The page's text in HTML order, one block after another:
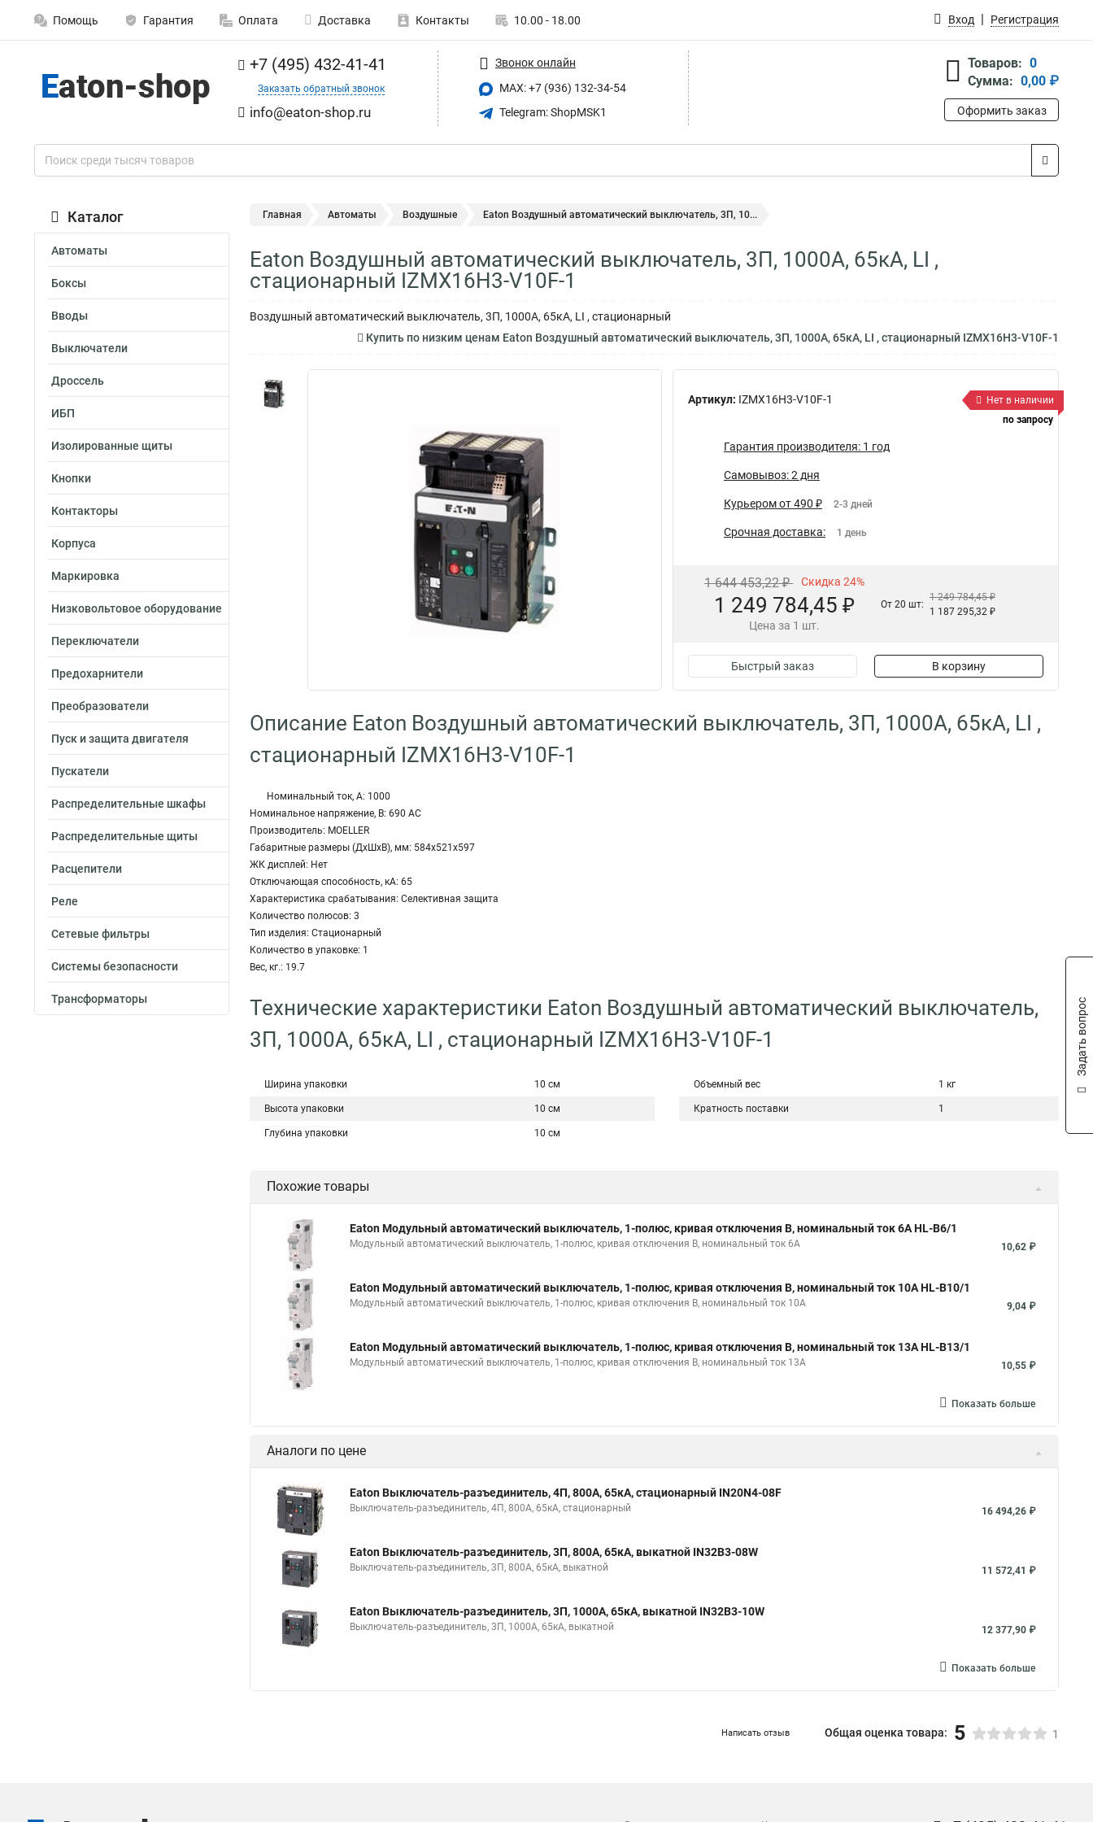
Помощь Гарантия Оплата Доставка Контакты 10.00 - 18.00 Вход Регистрация
+7 (495) 432-41-41
Заказать обратный звонок
info@eaton-shop.ru
Звонок онлайн
MAX: +7 (936) 132-34-54
Telegram: ShopMSK1
Товаров: 0
Сумма: 0,00 ₽
Оформить заказ
Каталог
Автоматы
Боксы
Вводы
Выключатели
Дроссель
ИБП
Изолированные щиты
Кнопки
Контакторы
Корпуса
Маркировка
Низковольтовое оборудование
Переключатели
Предохарнители
Преобразователи
Пуск и защита двигателя
Пускатели
Распределительные шкафы
Распределительные щиты
Расцепители
Реле
Сетевые фильтры
Системы безопасности
Трансформаторы
Главная Автоматы Воздушные Eaton Воздушный автоматический выключатель, 3П, 10...
Eaton Воздушный автоматический выключатель, 3П, 1000А, 65кА, LI ,
стационарный IZMX16H3-V10F-1
Воздушный автоматический выключатель, 3П, 1000А, 65кА, LI , стационарный
Купить по низким ценам Eaton Воздушный автоматический выключатель, 3П, 1000А, 65кА, LI , стационарный IZMX16H3-V10F-1
Артикул: IZMX16H3-V10F-1
Нет в наличии
по запросу
Гарантия производителя: 1 год
Самовывоз: 2 дня
Курьером от 490 ₽ 2-3 дней
Срочная доставка: 1 день
1 644 453,22 ₽ Скидка 24%
1 249 784,45 ₽
Цена за 1 шт.
От 20 шт:
1 249 784,45 ₽
1 187 295,32 ₽
Быстрый заказ В корзину
Описание Eaton Воздушный автоматический выключатель, 3П, 1000А, 65кА, LI ,
стационарный IZMX16H3-V10F-1
Номинальный ток, А: 1000
Номинальное напряжение, В: 690 AC
Производитель: MOELLER
Габаритные размеры (ДхШхВ), мм: 584x521x597
ЖК дисплей: Нет
Отключающая способность, кА: 65
Характеристика срабатывания: Селективная защита
Количество полюсов: 3
Тип изделия: Стационарный
Количество в упаковке: 1
Вес, кг.: 19.7
Технические характеристики Eaton Воздушный автоматический выключатель,
3П, 1000А, 65кА, LI , стационарный IZMX16H3-V10F-1
Ширина упаковки 10 см
Высота упаковки 10 см
Глубина упаковки 10 см
Объемный вес 1 кг
Кратность поставки 1
Похожие товары
Eaton Модульный автоматический выключатель, 1-полюс, кривая отключения B, номинальный ток 6А HL-B6/1
Модульный автоматический выключатель, 1-полюс, кривая отключения B, номинальный ток 6А 10,62 ₽
Eaton Модульный автоматический выключатель, 1-полюс, кривая отключения B, номинальный ток 10А HL-B10/1
Модульный автоматический выключатель, 1-полюс, кривая отключения B, номинальный ток 10А 9,04 ₽
Eaton Модульный автоматический выключатель, 1-полюс, кривая отключения B, номинальный ток 13А HL-B13/1
Модульный автоматический выключатель, 1-полюс, кривая отключения B, номинальный ток 13А 10,55 ₽
Показать больше
Аналоги по цене
Eaton Выключатель-разъединитель, 4П, 800А, 65кА, стационарный IN20N4-08F
Выключатель-разъединитель, 4П, 800А, 65кА, стационарный 16 494,26 ₽
Eaton Выключатель-разъединитель, 3П, 800А, 65кА, выкатной IN32B3-08W
Выключатель-разъединитель, 3П, 800А, 65кА, выкатной 11 572,41 ₽
Eaton Выключатель-разъединитель, 3П, 1000А, 65кА, выкатной IN32B3-10W
Выключатель-разъединитель, 3П, 1000А, 65кА, выкатной 12 377,90 ₽
Показать больше
Написать отзыв Общая оценка товара: 5 1
Задать вопрос